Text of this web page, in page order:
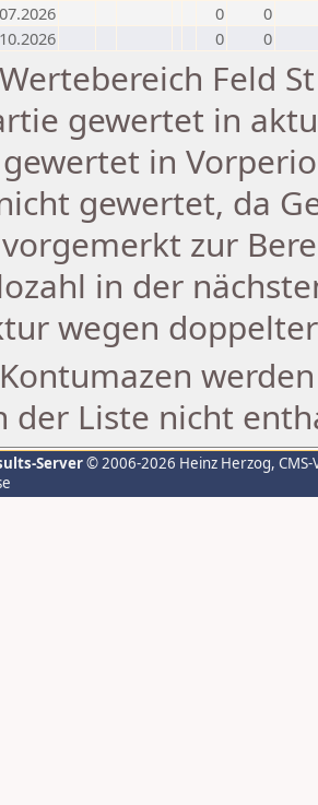
0
0
0 0
Wertebereich Feld
gewertet in
in
gewertet, da
vorgemerkt zur
in der
wegen
Kontumazen
der Liste nicht
Server© 2006-2026 Heinz Herzog,